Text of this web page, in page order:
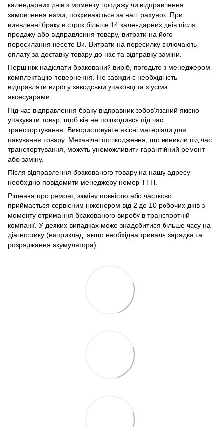
календарних днів з моменту продажу чи відправлення
замовлення нами, покриваються за наш рахунок. При
виявленні браку в строк більше 14 календарних днів після
продажу або відправлення товару, витрати на його
пересилання несете Ви. Витрати на пересилку включають
оплату за доставку товару до нас та відправку заміни.
Перш ніж надіслати бракований виріб, погодьте з менеджером
комплектацію повернення. Не завжди є необхідність
відправляти виріб у заводській упаковці та з усіма
аксесуарами.
Під час відправлення браку відправник зобов'язаний якісно
упакувати товар, щоб він не пошкодився під час
транспортування. Використовуйте якісні матеріали для
пакування товару. Механічні пошкодження, що виникли під час
транспортування, можуть унеможливити гарантійний ремонт
або заміну.
Після відправлення бракованого товару на нашу адресу
необхідно повідомити менеджеру номер ТТН.
Рішення про ремонт, заміну повністю або частково
приймається сервісним інженером від 2 до 10 робочих днів з
моменту отримання бракованого виробу в транспортній
компанії. У деяких випадках може знадобитися більше часу на
діагностику (наприклад, якщо необхідна тривала зарядка та
розряджання акумулятора).